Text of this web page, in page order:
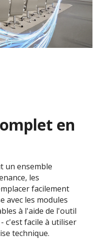
en
un ensemble
les
facilement
avec les modules
à l'aide de l'outil
c'est facile à utiliser
technique.